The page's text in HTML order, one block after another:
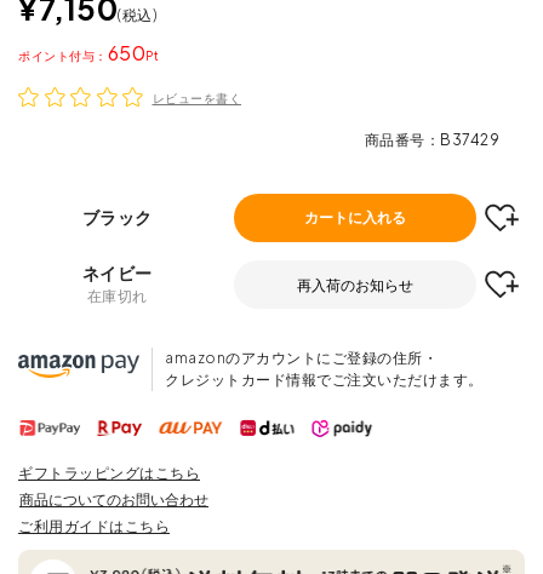
¥7,150 税込
650
ポイント
レビューを書く
商品番号 B37429
ブラック カートに入れる
ネイビー
在庫切れ
再入荷のお知らせ
amazonのアカウントにご登録の住所・
クレジットカード情報でご注文いただけます。
ギフトラッピングはこちら
商品についてのお問い合わせ
ご利用ガイドはこちら